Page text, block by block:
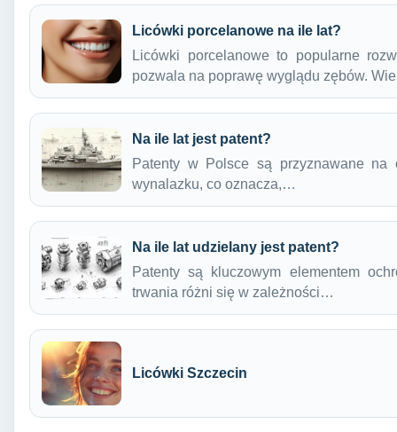
Licówki porcelanowe na ile lat?
Licówki porcelanowe to popularne
pozwala na poprawę wyglądu zębów.
Na ile lat jest patent?
Patenty w Polsce są przyznawane na
wynalazku, co oznacza,…
Na ile lat udzielany jest patent?
Patenty są kluczowym elementem
trwania różni się w zależności…
Licówki Szczecin